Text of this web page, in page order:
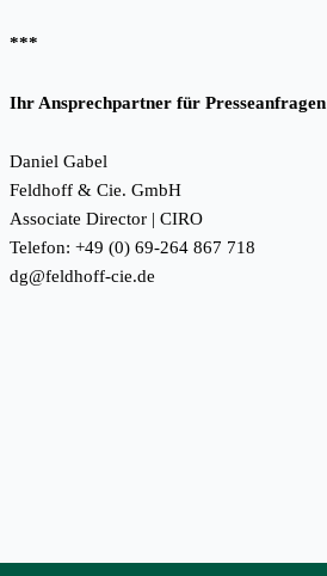
***
Ihr Ansprechpartner für Presseanfragen
Daniel Gabel
Feldhoff & Cie. GmbH
Associate Director | CIRO
Telefon: +49 (0) 69-264 867 718
dg@feldhoff-cie.de